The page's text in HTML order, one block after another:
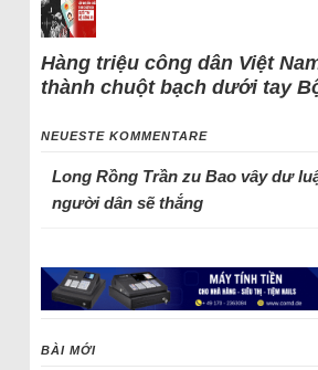
Hàng triệu công dân Việt
thành chuột bạch dưới tay
NEUESTE KOMMENTARE
Long Rồng Trầnzu Bao vây dư
người dân sẽ thắng
BÀI MỚI